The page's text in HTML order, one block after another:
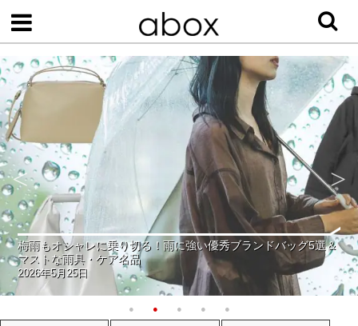
梅雨もオシャレに乗り切る！雨に強い優秀ブランドバッグ5選＆
マストな雨具・ケア名品
2026年5月25日